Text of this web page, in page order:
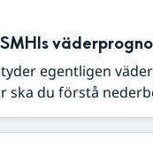
egentligen
ska du förstå